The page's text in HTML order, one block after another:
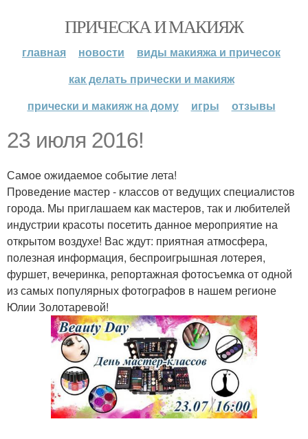
ПРИЧЕСКА И МАКИЯЖ
главная новости
виды макияжа и причесок
как делать прически и макияж
прически и макияж на дому
игры отзывы
23 июля 2016!
Самое ожидаемое событие лета!
Проведение мастер - классов от ведущих специалистов
города. Мы приглашаем как мастеров, так и любителей
индустрии красоты посетить данное мероприятие на
открытом воздухе! Вас ждут: приятная атмосфера,
полезная информация, беспроигрышная лотерея,
фуршет, вечеринка, репортажная фотосъемка от одной
из самых популярных фотографов в нашем регионе
Юлии Золотаревой!